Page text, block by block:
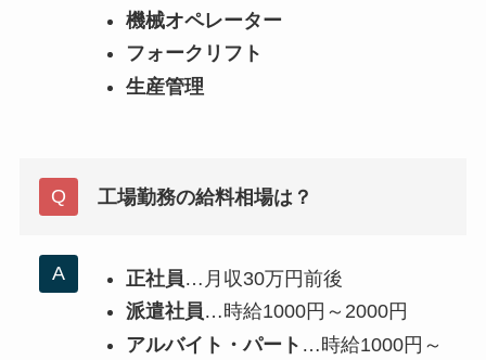
機械オペレーター
フォークリフト
生産管理
工場勤務の給料相場は？
正社員…月収30万円前後
派遣社員…時給1000円～2000円
アルバイト・パート …時給1000円～